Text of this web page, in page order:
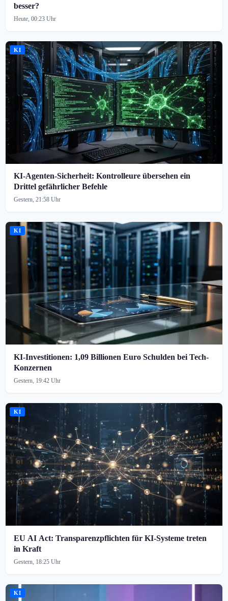
besser?
Heute, 00:23 Uhr
KI
KI-Agenten-Sicherheit: Kontrolleure übersehen ein
Drittel gefährlicher Befehle
Gestern, 21:58 Uhr
KI
KI-Investitionen: 1,09 Billionen Euro Schulden bei Tech-
Konzernen
Gestern, 19:42 Uhr
KI
EU AI Act: Transparenzpflichten für KI-Systeme treten
in Kraft
Gestern, 18:25 Uhr
KI